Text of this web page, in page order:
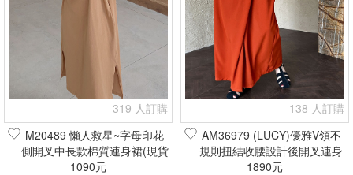
M
L
40
連身裙
短款
現貨商品
篩選
319 人訂購
M20489 懶人救星~字母印花
側開叉中長款棉質連身裙(現貨
+預購)
1090元
138 人訂購
AM36979 (LUCY)優雅V領不
規則扭結收腰設計後開叉連身
裙(現貨+預購)
1890元